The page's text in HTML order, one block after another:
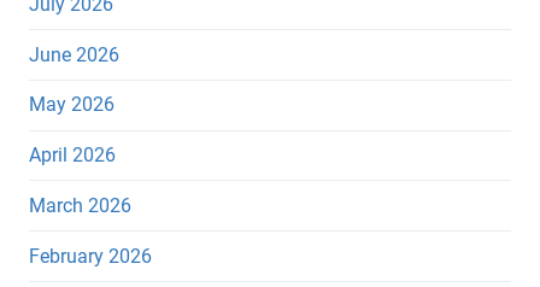
June 2026
May 2026
April 2026
March 2026
February 2026